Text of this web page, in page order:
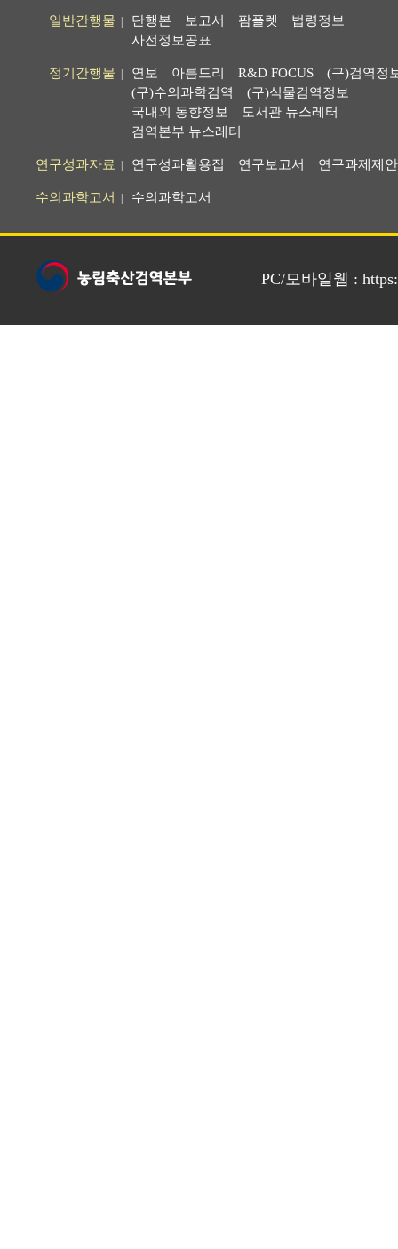
일반간행물 단행본 보고서 팜플렛
법령정보
사전정보공표
정기간행물 연보 아름드리 R&D FOCUS
(구)검역정
(구)수의과학검역
(구)식물검역정보
국내외 동향정보
도서관 뉴스레터
검역본부 뉴스레터
연구성과자료 연구성과활용집 연구보고서 연구과제제
수의과학고서 수의과학고서
PC/모바일웹 :